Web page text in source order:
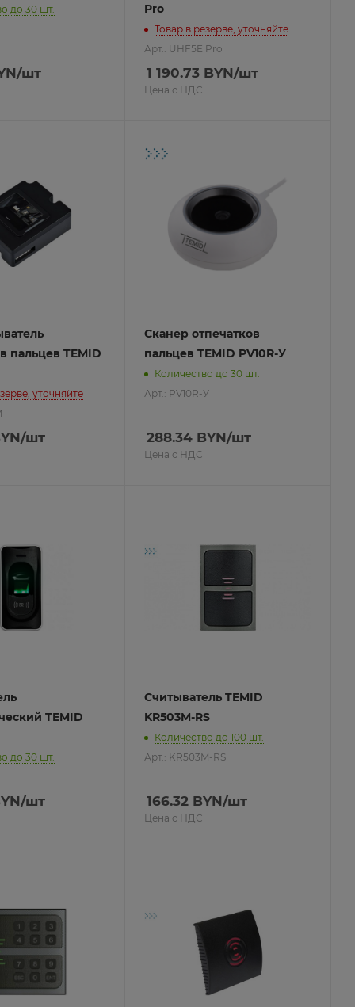
до 30 шт.
/шт
Pro
Товар в резерве, уточняйте
Арт.: UHF5E Pro
1 190.73 BYN/шт
Цена с НДС
пальцев TEMID
уточняйте
/шт
Сканер отпечатков
пальцев TEMID PV10R-У
Количество до 30 шт.
Арт.: PV10R-У
288.34 BYN/шт
Цена с НДС
TEMID
до 30 шт.
/шт
Считыватель TEMID
KR503M-RS
Количество до 100 шт.
Арт.: KR503M-RS
166.32 BYN/шт
Цена с НДС